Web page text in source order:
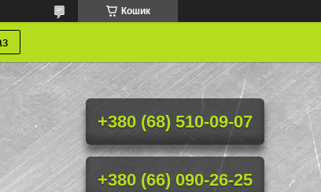
Кошик
+380 (68) 510-09-07
+380 (66) 090-26-25